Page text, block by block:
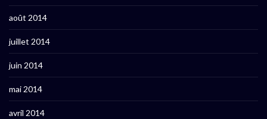
août 2014
juillet 2014
juin 2014
mai 2014
avril 2014